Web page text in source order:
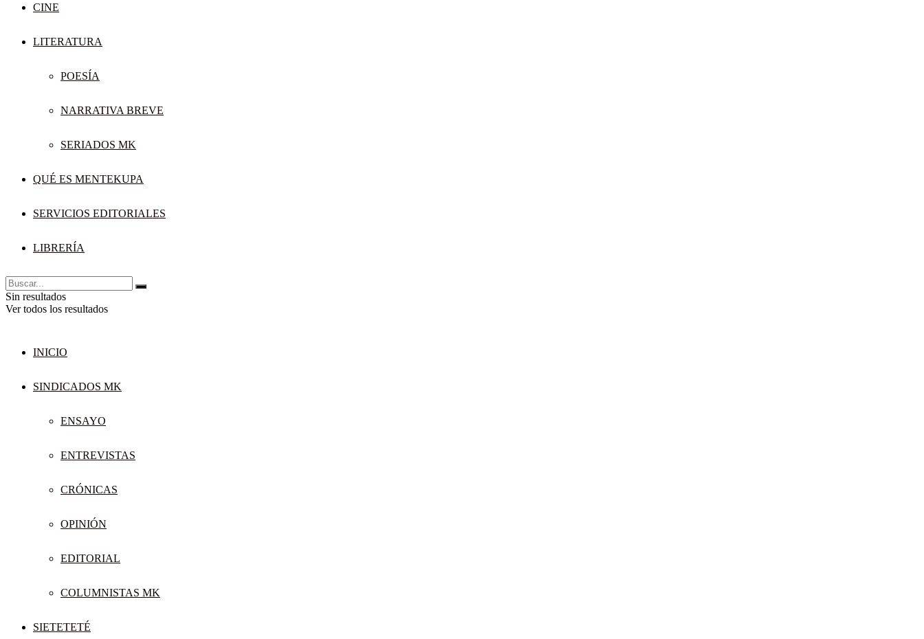
CINE
LITERATURA
POESÍA
NARRATIVA BREVE
SERIADOS MK
QUÉ ES MENTEKUPA
SERVICIOS EDITORIALES
LIBRERÍA
Sin resultados
Ver todos los resultados
INICIO
SINDICADOS MK
ENSAYO
ENTREVISTAS
CRÓNICAS
OPINIÓN
EDITORIAL
COLUMNISTAS MK
SIETETETÉ